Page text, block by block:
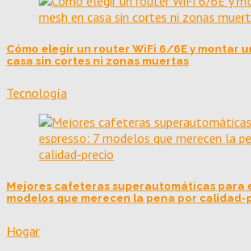
Cómo elegir un router WiFi 6/6E y montar
casa sin cortes ni zonas muertas
Tecnología
Mejores cafeteras superautomáticas para
modelos que merecen la pena por calidad-
Hogar